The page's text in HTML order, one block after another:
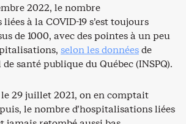
2022, le nombre
à la COVID-19 s’est toujours
de 1000, avec des pointes à un peu
selon les donnéesde
santé publique du Québec (INSPQ).
29 juillet 2021, on en comptait
le nombre d’hospitalisations liées